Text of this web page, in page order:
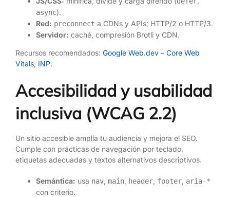
async).
Red: preconnect a CDNs y APIs; HTTP/2 o HTTP/3.
Servidor: caché, compresión Brotli y CDN.
Recursos recomendados: Google Web.dev – Core Web
Vitals INP.
Accesibilidad y usabilidad
inclusiva (WCAG 2.2)
Un sitio accesible amplía tu audiencia y mejora el SEO.
Cumple con prácticas de navegación por teclado,
etiquetas adecuadas y textos alternativos descriptivos.
Semántica: usa nav main header footer aria-*
con criterio.